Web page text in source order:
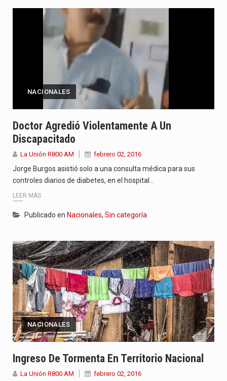
NACIONALES
Doctor Agredió Violentamente A Un
Discapacitado
La Unión R800 AM febrero 02, 2016
Jorge Burgos asistió solo a una consulta médica para sus
controles diarios de diabetes, en el hospital…
LEER MÁS
Publicado en Nacionales, Sin categoría
NACIONALES
Ingreso De Tormenta En Territorio Nacional
La Unión R800 AM febrero 02, 2016